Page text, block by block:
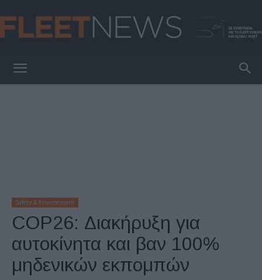
Safety & Environment
COP26: Διακήρυξη για
αυτοκίνητα και βαν 100%
μηδενικών εκπομπών